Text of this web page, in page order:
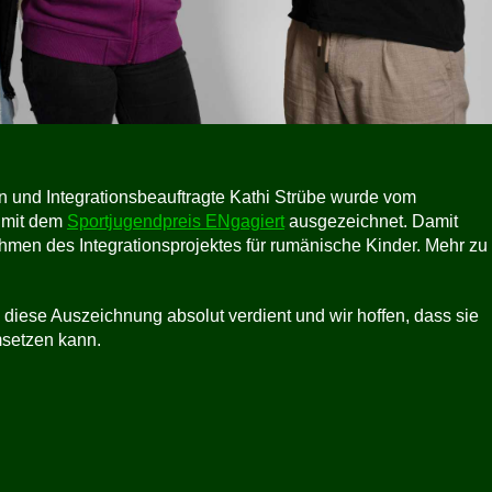
und Integrationsbeauftragte Kathi Strübe wurde vom
dem Sportjugendpreis ENgagiertausgezeichnet. Damit
des Integrationsprojektes für rumänische Kinder. Mehr zu
Auszeichnung absolut verdient und wir hoffen, dass sie
kann.